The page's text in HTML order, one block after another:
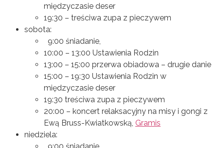
międzyczasie deser
19:30 – treściwa zupa z pieczywem
sobota:
9:00 śniadanie,
10:00 – 13:00 Ustawienia Rodzin
13:00 – 15:00 przerwa obiadowa – drugie danie
15:00 – 19:30 Ustawienia Rodzin w
międzyczasie deser
19:30 treściwa zupa z pieczywem
20:00 – koncert relaksacyjny na misy i gongi z
Ewą Bruss-Kwiatkowską, Gramis
niedziela: